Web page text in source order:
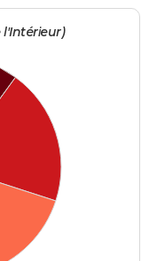
l'Intérieur)